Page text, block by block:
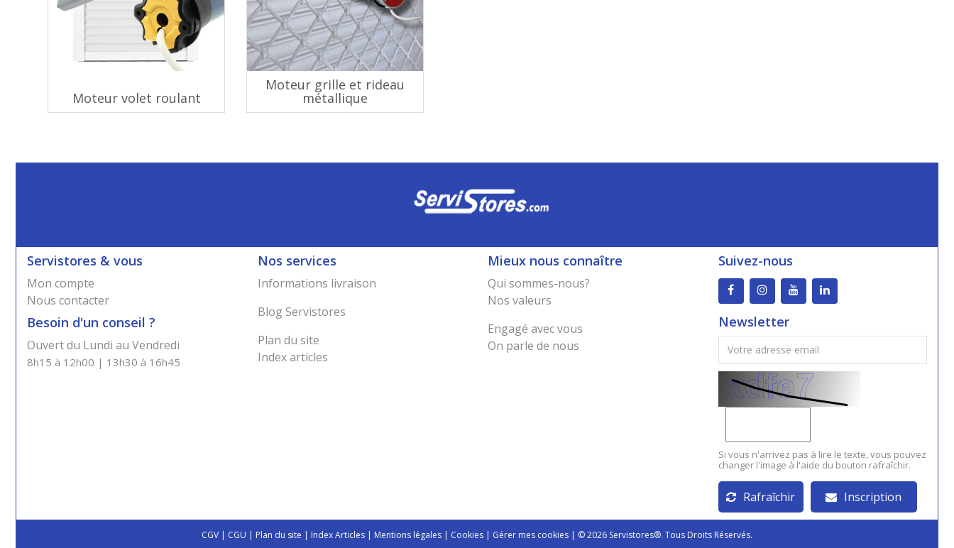
Moteur volet roulant
Moteur grille et rideau
métallique
Servistores & vous
Mon compte
Nous contacter
Besoin d'un conseil ?
Ouvert du Lundi au Vendredi
8h15 à 12h00 | 13h30 à 16h45
Nos services
Informations livraison
Blog Servistores
Plan du site
Index articles
Mieux nous connaître
Qui sommes-nous?
Nos valeurs
Engagé avec vous
On parle de nous
Suivez-nous
Newsletter
Si vous n'arrivez pas à lire le texte, vous pouvez
changer l'image à l'aide du bouton rafraîchir.
Rafraîchir Inscription
CGV | CGU | Plan du site | Index Articles | Mentions légales | Cookies | Gérer mes cookies | © 2026 Servistores®. Tous Droits Réservés.